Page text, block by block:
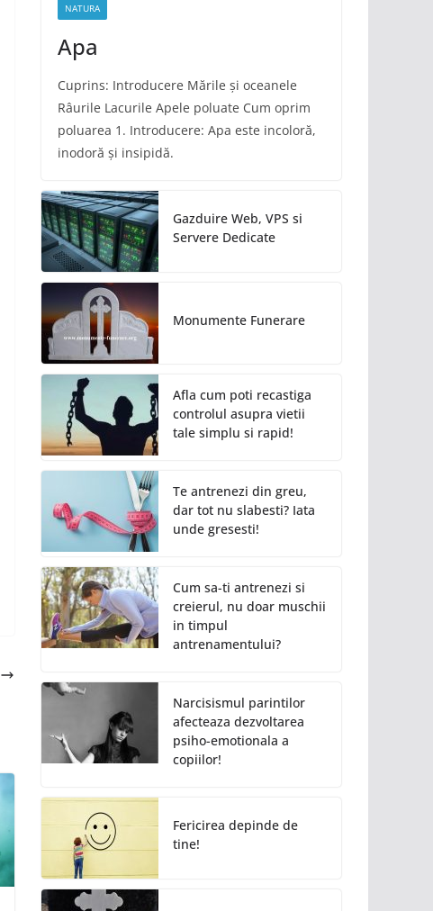
NATURA
Apa
Cuprins: Introducere Mările și oceanele
Râurile Lacurile Apele poluate Cum oprim
poluarea 1. Introducere: Apa este incoloră,
inodoră și insipidă.
Gazduire Web, VPS si
Servere Dedicate
Monumente Funerare
Afla cum poti recastiga
controlul asupra vietii
tale simplu si rapid!
Te antrenezi din greu,
dar tot nu slabesti? Iata
unde gresesti!
Cum sa-ti antrenezi si
creierul, nu doar muschii
in timpul
antrenamentului?
Narcisismul parintilor
afecteaza dezvoltarea
psiho-emotionala a
copiilor!
Fericirea depinde de
tine!